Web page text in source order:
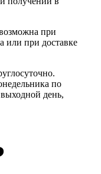
при
или при доставке
по
день,